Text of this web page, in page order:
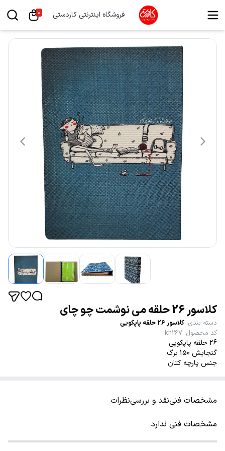
فروشگاه اینترنتی کاردستی 0
کلاسور 26 حلقه می نوشمت چو چای
دسته بندی: کلاسور 26 حلقه پاپکویی
کد محصول:
kh267
26 حلقه پاپکویی
گنجایش 150 برگ
جنس پارچه کتان
مشخصات فنینقد و بررسینظرات
مشخصات فنی ندارد